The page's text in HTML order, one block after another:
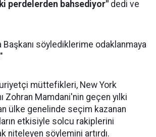
perdelerden bahsediyor" dedi ve
Başkanı söylediklerime odaklanmaya
müttefikleri, New York
Zohran Mamdani'nin geçen yılki
ülke genelinde seçim kazanan
etkisiyle solcu rakiplerini
niteleyen söylemini artırdı.